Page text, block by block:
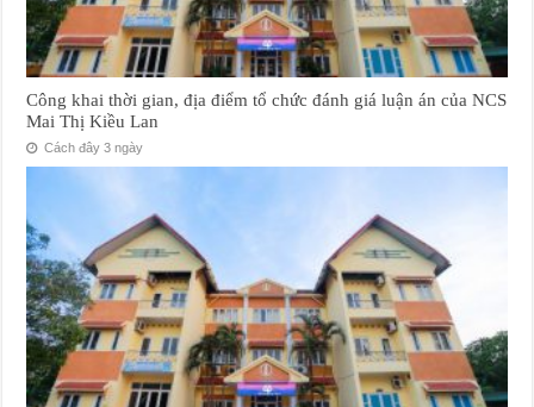
Công khai thời gian, địa điểm tổ chức đánh giá luận án của NCS
Mai Thị Kiều Lan
Cách đây 3 ngày